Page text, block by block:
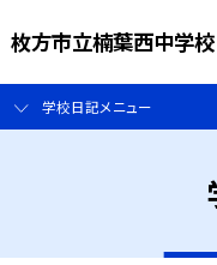
枚方市立楠葉西中学校
学校日記メニュー